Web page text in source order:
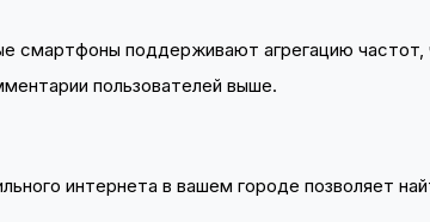
смартфоны поддерживают агрегацию частот,
пользователей выше.
интернета в вашем городе позволяет